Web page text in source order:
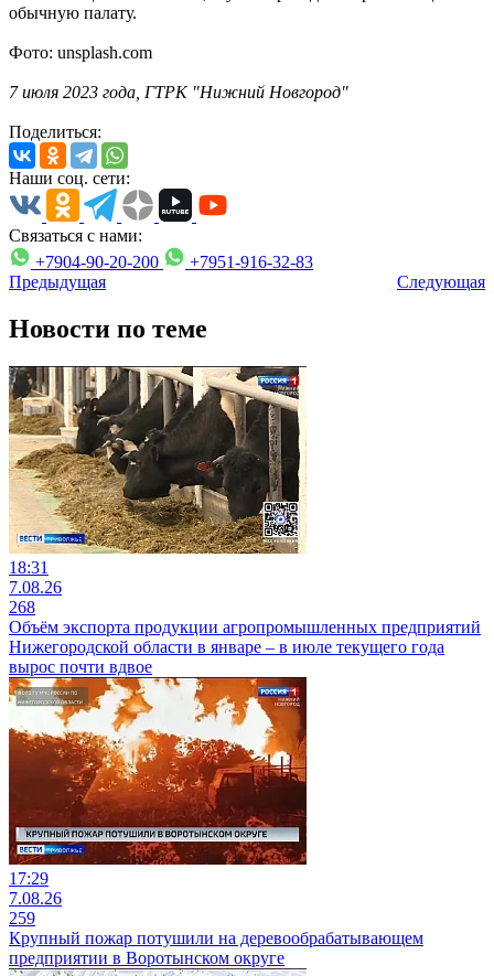
обычную палату.
Фото: unsplash.com
7 июля 2023 года, ГТРК "Нижний Новгород"
Поделиться:
Наши соц. сети:
Связаться с нами:
+7904-90-20-200
+7951-916-32-83
Предыдущая
Следующая
Новости по теме
18:31
7.08.26
268
Объём экспорта продукции агропромышленных предприятий
Нижегородской области в январе – в июле текущего года
вырос почти вдвое
17:29
7.08.26
259
Крупный пожар потушили на деревообрабатывающем
предприятии в Воротынском округе